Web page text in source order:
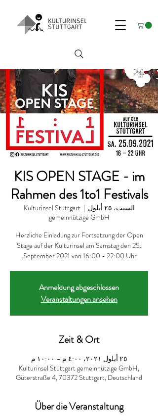
KIS OPEN STAGE - im
Rahmen des 1to1 Festivals
السبت، ٢٥ أيلول
  |
Kulturinsel Stuttgart
gemeinnützige GmbH
Herzliche Einladung zur Fortsetzung der Open
Stage auf der Kulturinsel am Samstag den 25.
September 2021 von 16:00 - 22:00 Uhr.
Anmeldung abgeschlossen
Veranstaltungen ansehen
Zeit & Ort
٢٥ أيلول ٢٠٢١، ٤:٠٠ م – ١٠:٠٠ م
Kulturinsel Stuttgart gemeinnützige GmbH,
Güterstraße 4, 70372 Stuttgart, Deutschland
Über die Veranstaltung